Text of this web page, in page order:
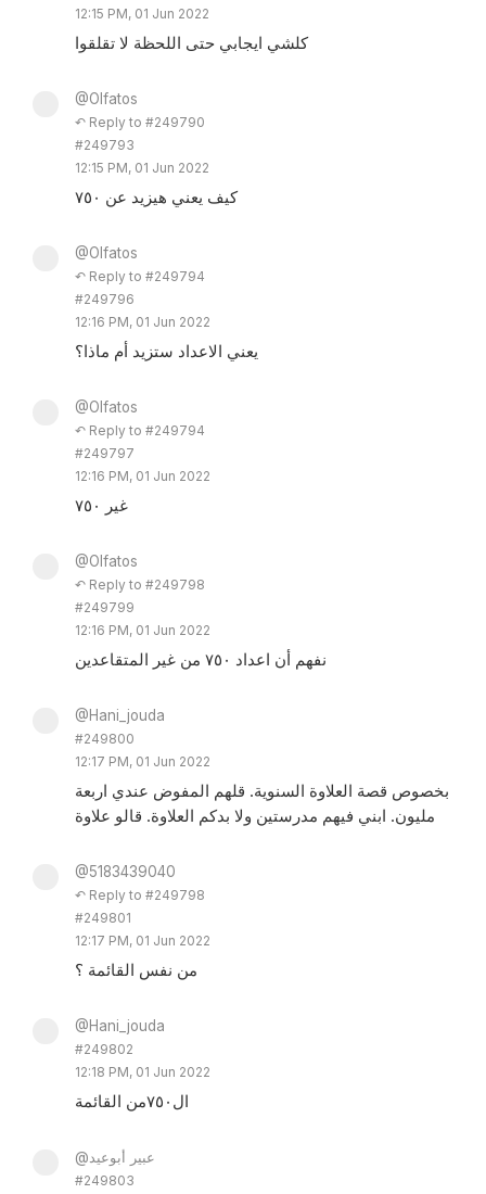
12:15 PM, 01 Jun 2022
كلشي ايجابي حتى اللحظة لا تقلقوا
@Olfatos
↶ Reply to #249790
#249793
12:15 PM, 01 Jun 2022
كيف يعني هيزيد عن ٧٥٠
@Olfatos
↶ Reply to #249794
#249796
12:16 PM, 01 Jun 2022
يعني الاعداد ستزيد أم ماذا؟
@Olfatos
↶ Reply to #249794
#249797
12:16 PM, 01 Jun 2022
غير ٧٥٠
@Olfatos
↶ Reply to #249798
#249799
12:16 PM, 01 Jun 2022
نفهم أن اعداد ٧٥٠ من غير المتقاعدين
@Hani_jouda
#249800
12:17 PM, 01 Jun 2022
بخصوص قصة العلاوة السنوية. قلهم المفوض عندي اربعة
مليون. ابني فيهم مدرستين ولا بدكم العلاوة. قالو علاوة
@5183439040
↶ Reply to #249798
#249801
12:17 PM, 01 Jun 2022
من نفس القائمة ؟
@Hani_jouda
#249802
12:18 PM, 01 Jun 2022
ال٧٥٠من القائمة
@عبير أبوعيد
#249803